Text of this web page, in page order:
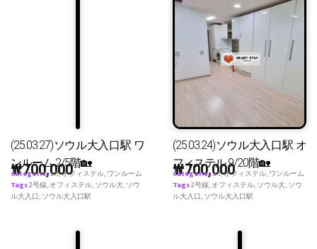
(25.03.27)ソウル大入口駅 ワ
ンルーム 2/5階🏡
₩700,000
Categoriesall,オフィステル, ワンルーム
Tags2号線, オフィステル, ソウル大, ソウ
ル大入口, ソウル大入口駅
(25.03.24)ソウル大入口駅 オ
フィステル 9/20階🏡
₩700,000
Categoriesall,オフィステル, ワンルーム
Tags2号線, オフィステル, ソウル大, ソウ
ル大入口, ソウル大入口駅